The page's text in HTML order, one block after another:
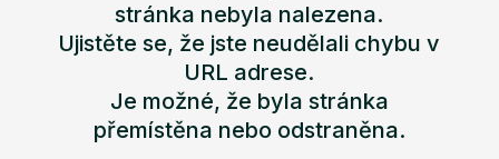
stránka nebyla nalezena.
Ujistěte se, že jste neudělali chybu v
URL adrese.
Je možné, že byla stránka
přemístěna nebo odstraněna.